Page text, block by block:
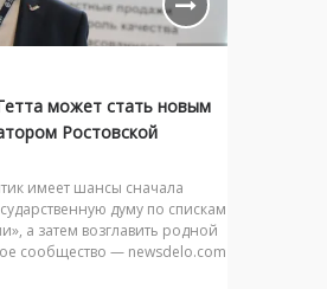
может стать новым
Ростовской
имеет шансы сначала
думу по спискам
а затем возглавить родной
сообщество — newsdelo.com